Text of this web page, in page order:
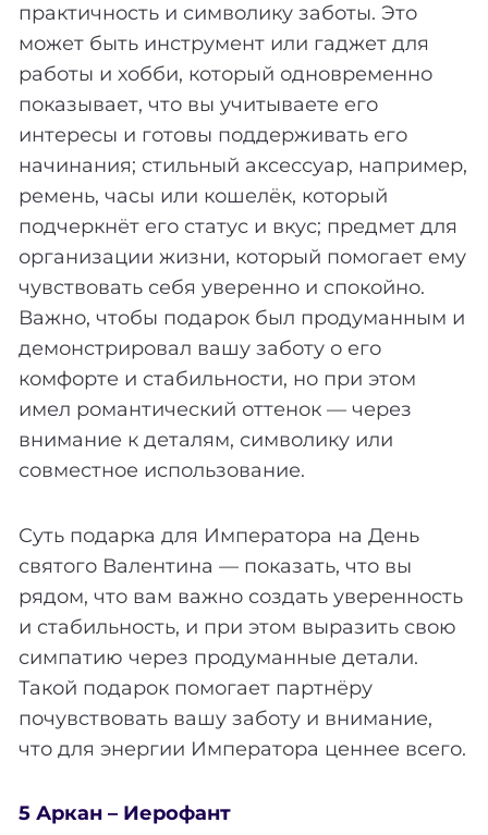
практичность и символику заботы. Это
может быть инструмент или гаджет для
работы и хобби, который одновременно
показывает, что вы учитываете его
интересы и готовы поддерживать его
начинания; стильный аксессуар, например,
ремень, часы или кошелёк, который
подчеркнёт его статус и вкус; предмет для
организации жизни, который помогает ему
чувствовать себя уверенно и спокойно.
Важно, чтобы подарок был продуманным и
демонстрировал вашу заботу о его
комфорте и стабильности, но при этом
имел романтический оттенок — через
внимание к деталям, символику или
совместное использование.
Суть подарка для Императора на День
святого Валентина — показать, что вы
рядом, что вам важно создать уверенность
и стабильность, и при этом выразить свою
симпатию через продуманные детали.
Такой подарок помогает партнёру
почувствовать вашу заботу и внимание,
что для энергии Императора ценнее всего.
5 Аркан – Иерофант